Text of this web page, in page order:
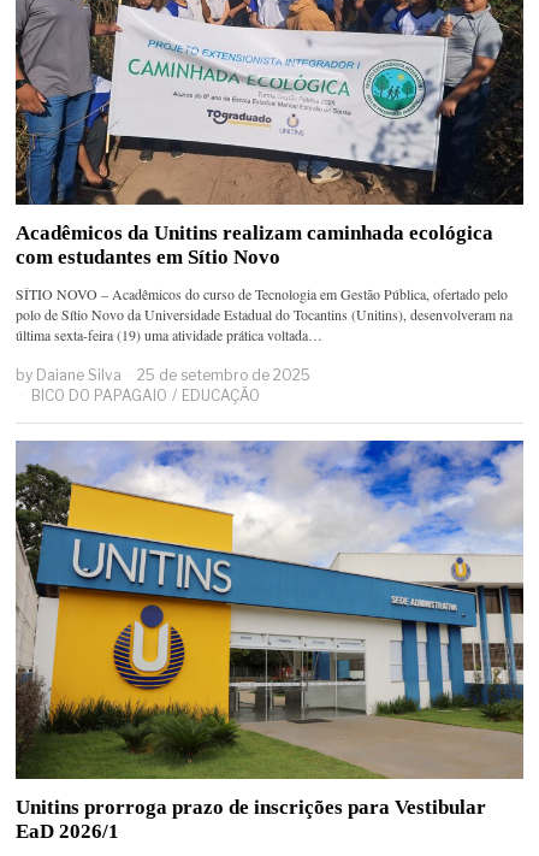
Acadêmicos da Unitins realizam caminhada ecológica
com estudantes em Sítio Novo
SÍTIO NOVO – Acadêmicos do curso de Tecnologia em Gestão Pública, ofertado pelo
polo de Sítio Novo da Universidade Estadual do Tocantins (Unitins), desenvolveram na
última sexta-feira (19) uma atividade prática voltada…
by Daiane Silva
25 de setembro de 2025
BICO DO PAPAGAIO / EDUCAÇÃO
Unitins prorroga prazo de inscrições para Vestibular
EaD 2026/1